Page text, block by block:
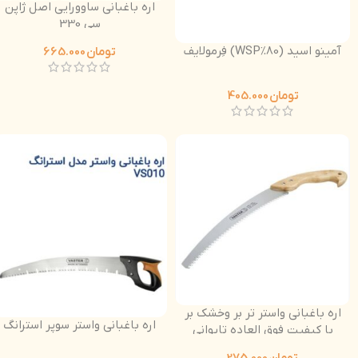
آمینو اسید (80%WSP) فِرمولایف
تومان
اره باغبانی ساوورایی اصل ژاپن
سی 330
تومان
اره باغبانی واستر تر بر وخشک بر
با کیفیت فوق العاده تایوانی
اره باغبانی واستر سوپر استرانگ